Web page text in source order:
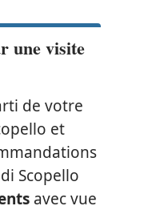
une visite
de votre
et
Scopello
avec vue